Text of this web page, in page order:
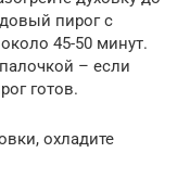
пирог с
45-50 минут.
– если
готов.
охладите